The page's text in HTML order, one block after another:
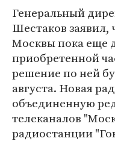
Генеральный
Шестаков заявил,
Москвы пока еще
приобретенной
решение по ней
августа. Новая
объединенную
телеканалов
радиостанции